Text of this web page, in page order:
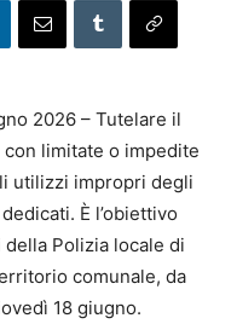
2026 – Tutelare il
limitate o impedite
utilizzi impropri degli
È l’obiettivo
Polizia locale di
comunale, da
18 giugno.